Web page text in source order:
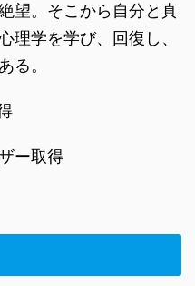
望。そこから自分と真
理学を学び、回復し、
る。
ー取得